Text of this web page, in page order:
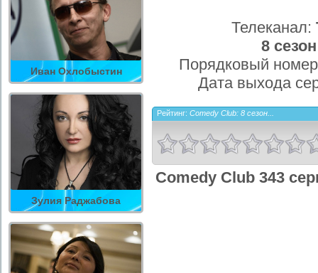
Иван Охлобыстин
Зулия Раджабова
Телеканал:
8 сезон
Порядковый
Дата выхода
Рейтинг: Comedy Club: 8 сезон...
Comedy Club 343